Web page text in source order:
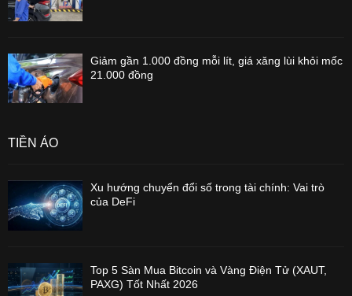
Giảm gần 1.000 đồng mỗi lít, giá xăng lùi khỏi mốc
21.000 đồng
TIỀN ẢO
Xu hướng chuyển đổi số trong tài chính: Vai trò
của DeFi
Top 5 Sàn Mua Bitcoin và Vàng Điện Tử (XAUT,
PAXG) Tốt Nhất 2026